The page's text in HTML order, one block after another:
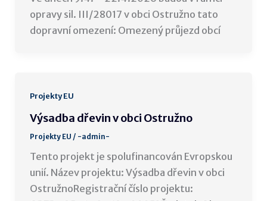
opravy sil. III/28017 v obci Ostružno tato
dopravní omezení: Omezený průjezd obcí
Projekty EU
Výsadba dřevin v obci Ostružno
Projekty EU / -admin-
Tento projekt je spolufinancován Evropskou
unií. Název projektu: Výsadba dřevin v obci
OstružnoRegistrační číslo projektu: